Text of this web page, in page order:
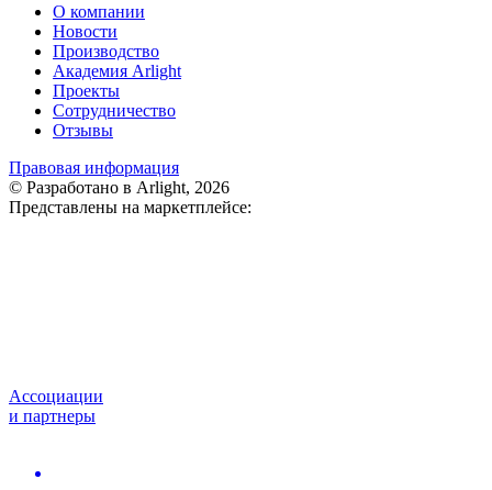
О компании
Новости
Производство
Академия Arlight
Проекты
Сотрудничество
Отзывы
Правовая информация
© Разработано в Arlight, 2026
Представлены на маркетплейсе:
Ассоциации
и партнеры